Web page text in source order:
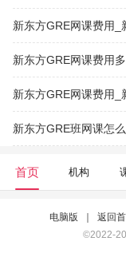
新东方GRE网课费用
新东方GRE班网课怎
首页 机构
电脑版 返回
©2022-